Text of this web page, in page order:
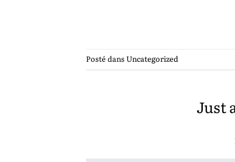
Posté dansUncategorized
Just